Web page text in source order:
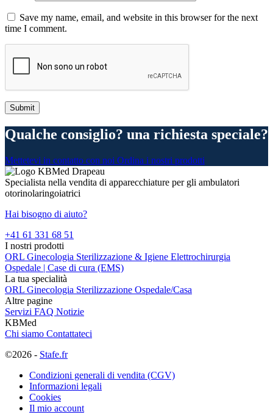
Save my name, email, and website in this browser for the next
time I comment.
Qualche consiglio? una richiesta speciale?
Mettetevi in contatto con noi Ordina i nostri prodotti
Specialista nella vendita di apparecchiature per gli ambulatori
otorinolaringoiatrici
Hai bisogno di aiuto?
+41 61 331 68 51
I nostri prodotti
ORL Ginecologia Sterilizzazione & Igiene Elettrochirurgia
Ospedale | Case di cura (EMS)
La tua specialità
ORL Ginecologia Sterilizzazione Ospedale/Casa
Altre pagine
Servizi FAQ Notizie
KBMed
Chi siamo Contattateci
©2026 - Stafe.fr
Condizioni generali di vendita (CGV)
Informazioni legali
Cookies
Il mio account